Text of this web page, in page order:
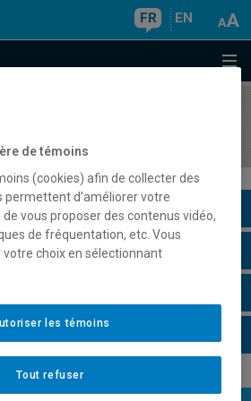
FR EN
de témoins
(cookies) afin de collecter des
d’améliorer votre
vous proposer des contenus vidéo,
de fréquentation, etc. Vous
choix en sélectionnant
Tout refuser
les témoins